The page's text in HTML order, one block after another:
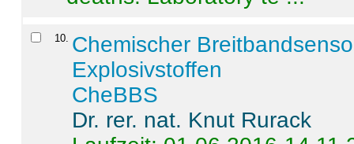
10 Chemischer
Explosivstoffen
CheBBS
Dr. rer. nat. Knut Rurack